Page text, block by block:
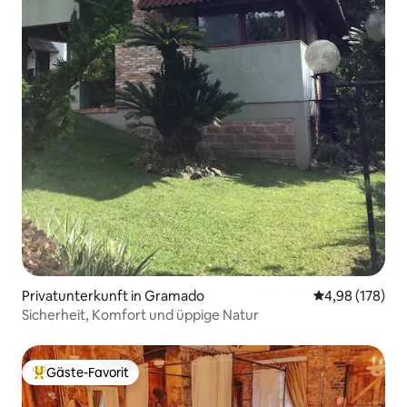
Privatunterkunft in Gramado
4,98 (178)
Sicherheit, Komfort und üppige Natur
Beliebter Gäste-Favorit.
Gäste-Favorit